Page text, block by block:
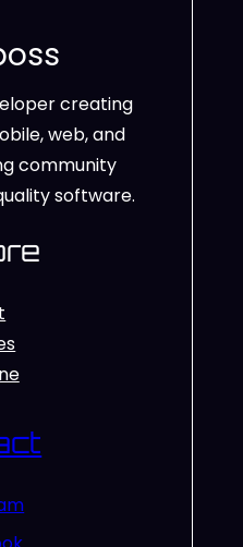
creating
web, and
community
software.